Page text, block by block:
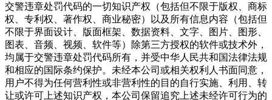
交警违章处罚代码的一切知识产权（包括但不限于版权、商标
权、专利权、著作权、商业秘密）以及所有信息内容（包括但
不限于界面设计、版面框架、数据资料、文字、图片、图形、
图表、音频、视频、软件等）除第三方授权的软件或技术外，
均属于交警违章处罚代码所有，并受中华人民共和国法律法规
和相应的国际条约保护。未经本公司或相关权利人书面同意，
用户不得为任何营利性或非营利性的目的自行实施、利用、转
让或许可上述知识产权，本公司保留追究上述未经许可行为的